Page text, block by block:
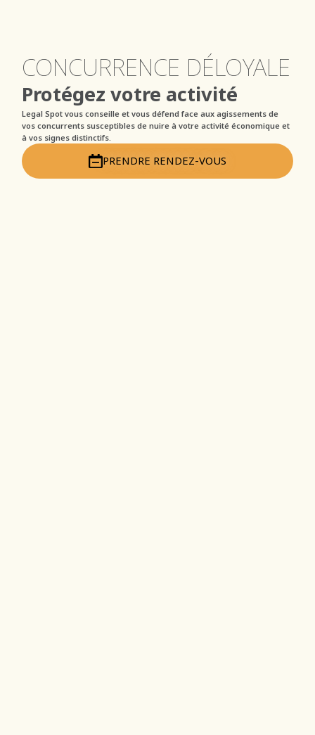
CONCURRENCE DÉLOYALE
Protégez votre activité
Legal Spot vous conseille et vous défend face aux agissements de
vos concurrents susceptibles de nuire à votre activité économique et
à vos signes distinctifs.
PRENDRE RENDEZ-VOUS